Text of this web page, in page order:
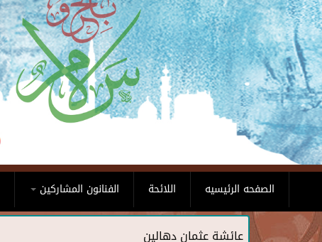
الفنانون المشاركين اللائحة الصفحه الرئيسيه
عائشة عثمان دهالين